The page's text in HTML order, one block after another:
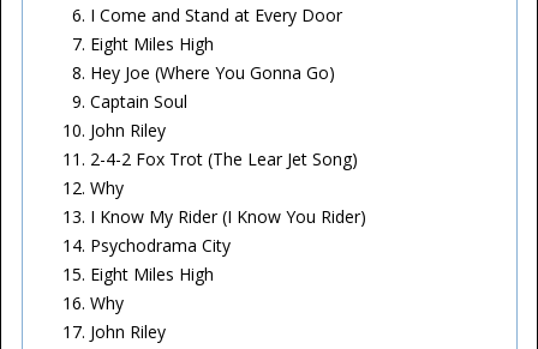
I Come and Stand at Every Door
Eight Miles High
Hey Joe (Where You Gonna Go)
Captain Soul
John Riley
2-4-2 Fox Trot (The Lear Jet Song)
Why
I Know My Rider (I Know You Rider)
Psychodrama City
Eight Miles High
Why
John Riley